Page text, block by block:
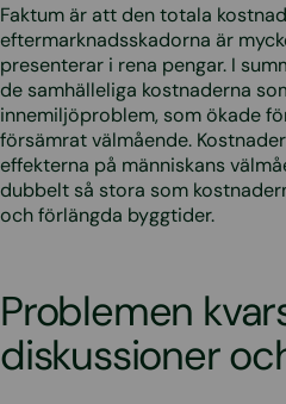
Faktum är att den totala
eftermarknadsskadorna är
presenterar i rena pengar. I
de samhälleliga kostnaderna
innemiljöproblem, som ökade
försämrat välmående.
effekterna på människans
dubbelt så stora som
och förlängda byggtider.
Problemen
diskussioner